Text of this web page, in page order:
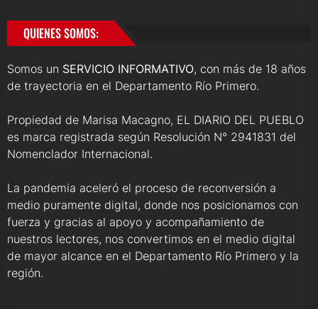
QUIENES SOMOS:
Somos un SERVICIO INFORMATIVO, con más de 18 años
de trayectoria en el Departamento Río Primero.
Propiedad de Marisa Macagno, EL DIARIO DEL PUEBLO
es marca registrada según Resolución N° 2941831 del
Nomenclador Internacional.
La pandemia aceleró el proceso de reconversión a
medio puramente digital, donde nos posicionamos con
fuerza y gracias al apoyo y acompañamiento de
nuestros lectores, nos convertimos en el medio digital
de mayor alcance en el Departamento Río Primero y la
región.